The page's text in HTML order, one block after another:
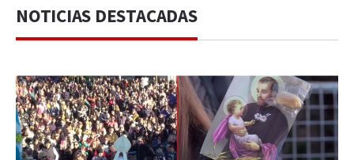
NOTICIAS DESTACADAS